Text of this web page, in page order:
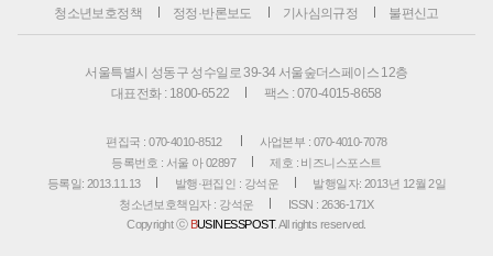
청소년보호정책 정정·반론보도 기사심의규정 불편신고
서울특별시 성동구 성수일로 39-34 서울숲더스페이스 12층
대표전화 : 1800-6522
팩스 : 070-4015-8658
편집국 : 070-4010-8512
사업본부 : 070-4010-7078
등록번호 : 서울 아 02897
제호 : 비즈니스포스트
등록일: 2013.11.13
발행·편집인 : 강석운
발행일자: 2013년 12월 2일
청소년보호책임자 : 강석운
ISSN : 2636-171X
Copyright ⓒ BUSINESSPOST. All rights reserved.